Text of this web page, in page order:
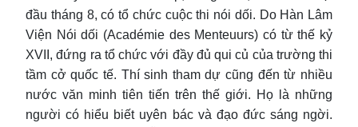
đầu tháng 8, có tổ chức cuộc thi nói dối. Do Hàn Lâm
Viện Nói dối (Académie des Menteuurs) có từ thế kỷ
XVII, đứng ra tổ chức với đầy đủ qui củ của trường thi
tầm cở quốc tế. Thí sinh tham dự cũng đến từ nhiều
nước văn minh tiên tiến trên thế giới. Họ là những
người có hiểu biết uyên bác và đạo đức sáng ngời.